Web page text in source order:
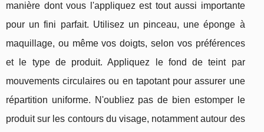
manière dont vous l'appliquez est tout aussi importante
pour un fini parfait. Utilisez un pinceau, une éponge à
maquillage, ou même vos doigts, selon vos préférences
et le type de produit. Appliquez le fond de teint par
mouvements circulaires ou en tapotant pour assurer une
répartition uniforme. N'oubliez pas de bien estomper le
produit sur les contours du visage, notamment autour des